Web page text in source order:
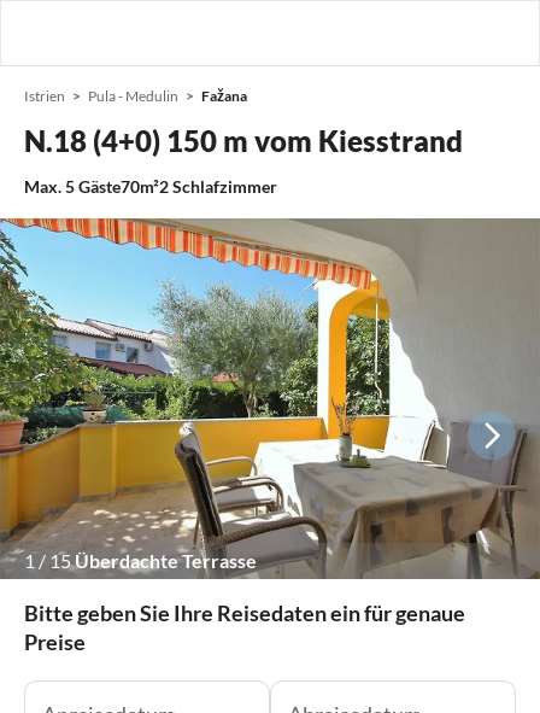
Istrien Pula - Medulin Fažana
N.18 (4+0) 150 m vom Kiesstrand
Max.5Gäste70m²2Schlafzimmer
1/ 15Überdachte Terrasse
Bitte geben Sie Ihre Reisedaten ein für genaue
Preise